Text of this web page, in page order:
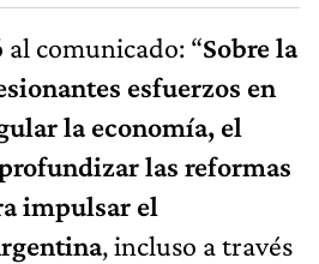
comunicado: “Sobre la
esfuerzos en
la economía, el
las reformas
impulsar el
, incluso a través